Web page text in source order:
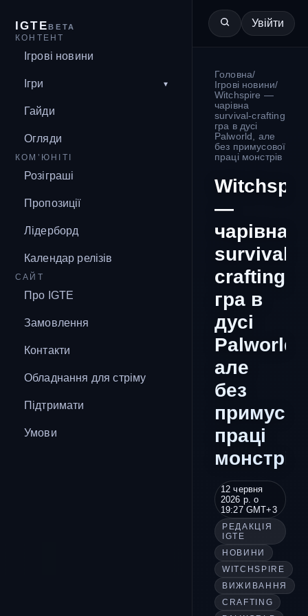
IGTEBETA
КОНТЕНТ
Ігрові новини
Ігри
Гайди
Огляди
КОМ’ЮНІТІ
Розіграші
Пропозиції
Лідерборд
Календар релізів
САЙТ
Про IGTE
Замовлення
Контакти
Обладнання для стріму
Підтримати
Умови
Увійти
Головна/
Ігрові новини/
Witchspire —
чарівна
survival-crafting
гра в дусі
Palworld, але
без примусової
праці монстрів
—
чарівна
survival-
crafting
гра в
дусі
Palworld,
але
без
праці
монстрів
12 червня
2026 р. о
19:27 GMT+3
РЕДАКЦІЯ
IGTE
НОВИНИ
WITCHSPIRE
ВИЖИВАННЯ
CRAFTING